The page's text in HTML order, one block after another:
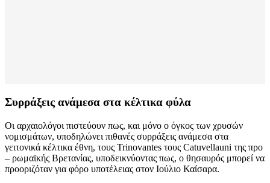
Συρράξεις ανάμεσα στα κέλτικα φύλα
Οι αρχαιολόγοι πιστεύουν πως, και μόνο ο όγκος των χρυσών
νομισμάτων, υποδηλώνει πιθανές συρράξεις ανάμεσα στα
γειτονικά κέλτικα έθνη, τους Trinovantes τους Catuvellauni της προ
– ρωμαϊκής Βρετανίας, υποδεικνύοντας πως, ο θησαυρός μπορεί να
προοριζόταν για φόρο υποτέλειας στον Ιούλιο Καίσαρα.